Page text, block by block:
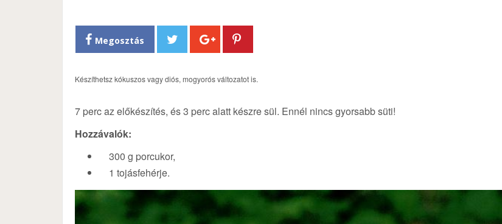
Megosztás
Készíthetsz kókuszos vagy diós, mogyorós változatot is.
7 perc az előkészítés, és 3 perc alatt készre sül. Ennél nincs gyorsabb süti!
Hozzávalók:
300 g porcukor,
1 tojásfehérje.